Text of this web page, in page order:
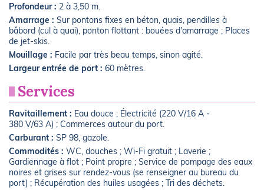
Profondeur : 2 à 3,50 m.
Amarrage : Sur pontons fixes en béton, quais, pendilles à
bâbord (cul à quai), ponton flottant : bouées d'amarrage ; Places
de jet-skis.
Mouillage : Facile par très beau temps, sinon agité.
Largeur entrée de port : 60 mètres.
Services
Ravitaillement : Eau douce ; Électricité (220 V/16 A -
380 V/63 A) ; Commerces autour du port.
Carburant : SP 98, gazole.
Commodités : WC, douches ; Wi-Fi gratuit ; Laverie ;
Gardiennage à flot ; Point propre ; Service de pompage des eaux
noires et grises sur rendez-vous (se renseigner au bureau du
port) ; Récupération des huiles usagées ; Tri des déchets.